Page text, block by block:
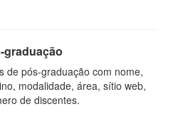
graduação
de pós-graduação com nome,
modalidade, área, sítio web,
de discentes.